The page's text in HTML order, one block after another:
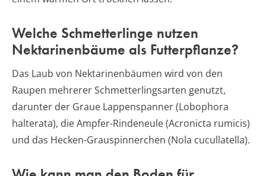
Welche Schmetterlinge nutzen
Nektarinenbäume als Futterpflanze?
Das Laub von Nektarinenbäumen wird von den
Raupen mehrerer Schmetterlingsarten genutzt,
darunter der Graue Lappenspanner (Lobophora
halterata), die Ampfer-Rindeneule (Acronicta rumicis)
und das Hecken-Grauspinnerchen (Nola cucullatella).